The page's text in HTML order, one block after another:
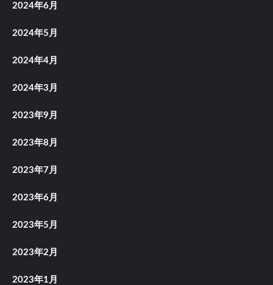
2024年6月
2024年5月
2024年4月
2024年3月
2023年9月
2023年8月
2023年7月
2023年6月
2023年5月
2023年2月
2023年1月